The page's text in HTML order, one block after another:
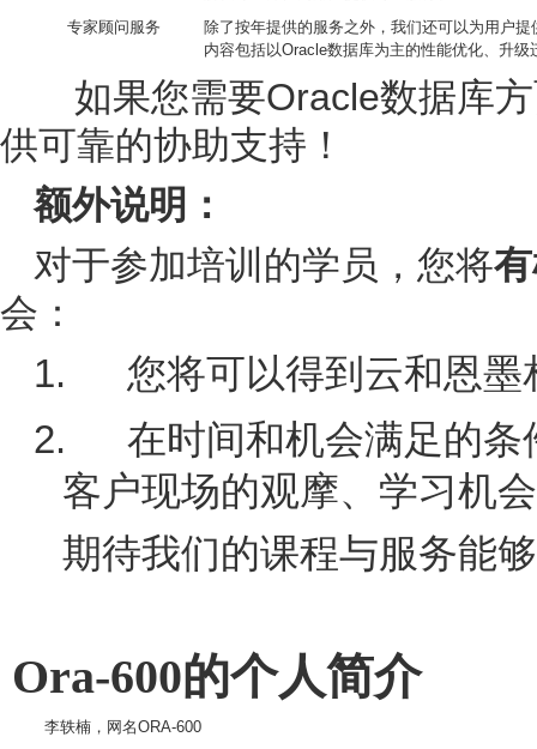
专家顾问服务
除了按年提供的服务之外，我们还可以为用户
内容包括以Oracle数据库为主的性能优化、升级
如果您需要Oracle数据库
供可靠的协助支持！
额外说明：
对于参加培训的学员，您将
会：
1.
您将可以得到云和恩墨
2.
在时间和机会满足的
客户现场的观摩、学习机会
期待我们的课程与服务能
Ora-600的个人简介
李轶楠，网名ORA-600